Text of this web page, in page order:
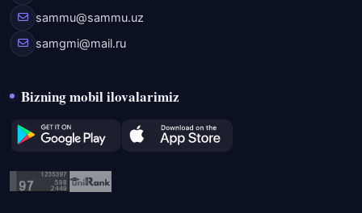
sammu@sammu.uz
samgmi@mail.ru
Bizning mobil ilovalarimiz